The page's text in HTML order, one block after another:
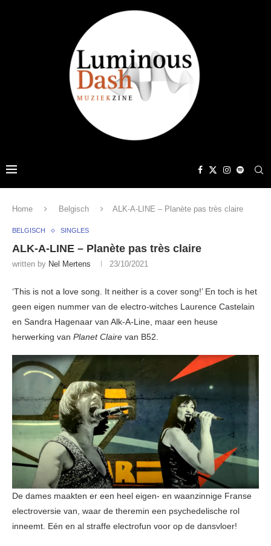
Home Belgisch ALK-A-LINE – Planète pas très claire
BELGISCH SINGLES
ALK-A-LINE – Planète pas très claire
written by Nel Mertens 23/10/2021
‘This is not a love song. It neither is a cover song!’ En toch is het
geen eigen nummer van de electro-witches Laurence Castelain
en Sandra Hagenaar van Alk-A-Line, maar een heuse
herwerking van Planet Claire van B52.
De dames maakten er een heel eigen- en waanzinnige Franse
electroversie van, waar de theremin een psychedelische rol
inneemt. Eén en al straffe electrofun voor op de dansvloer!